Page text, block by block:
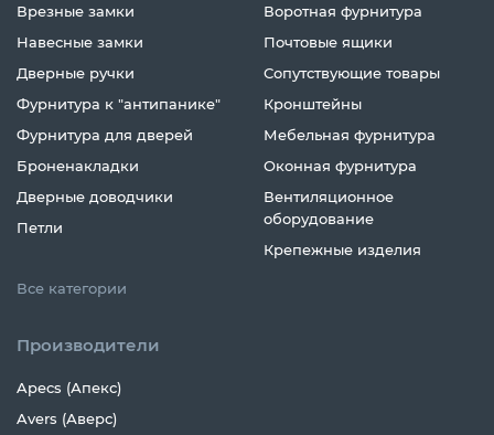
Врезные замки
Навесные замки
Дверные ручки
Фурнитура к "антипанике"
Фурнитура для дверей
Броненакладки
Дверные доводчики
Петли
Воротная фурнитура
Почтовые ящики
Сопутствующие товары
Кронштейны
Мебельная фурнитура
Оконная фурнитура
Вентиляционное
оборудование
Крепежные изделия
Все категории
Производители
Apecs (Апекс)
Avers (Аверс)